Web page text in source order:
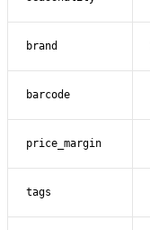
brand
barcode
price_margin
tags